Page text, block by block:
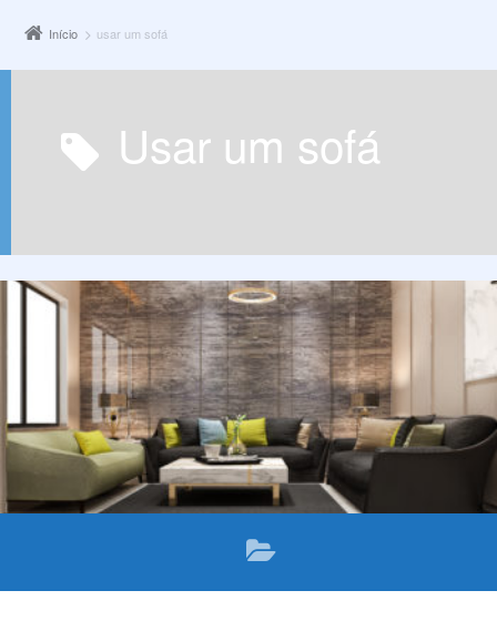
Início usar um sofá
usar um sofá